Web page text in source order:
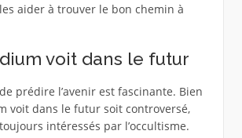
aider à trouver le bon chemin à
voit dans le futur
prédire l’avenir est fascinante. Bien
voit dans le futur soit controversé,
intéressés par l’occultisme.